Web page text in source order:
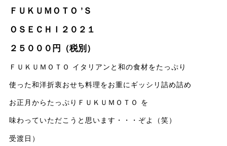
ＦＵＫＵＭＯＴＯ ’Ｓ
ＯＳＥＣＨＩ２０２１
２５０００円（税別）
ＦＵＫＵＭＯＴＯ イタリアンと和の食材をたっぷり
使った和洋折衷おせち料理をお重にギッシリ詰め詰め
お正月からたっぷりＦＵＫＵＭＯＴＯ を
味わっていただこうと思います・・・ぞよ（笑）
受渡日）